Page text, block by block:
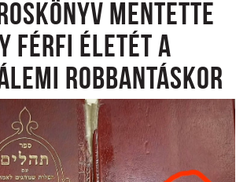
mentette
férfi életét a
robbantáskor